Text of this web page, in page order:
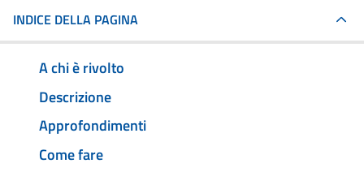
INDICE DELLA PAGINA
A chi è rivolto
Descrizione
Approfondimenti
Come fare